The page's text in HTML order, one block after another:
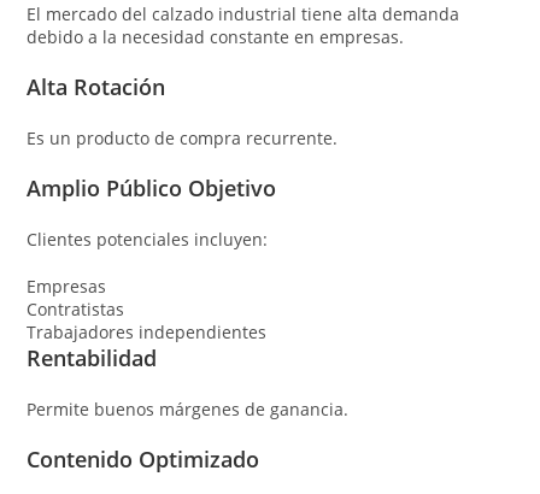
El mercado del calzado industrial tiene alta demanda
debido a la necesidad constante en empresas.
Alta Rotación
Es un producto de compra recurrente.
Amplio Público Objetivo
Clientes potenciales incluyen:
Empresas
Contratistas
Trabajadores independientes
Rentabilidad
Permite buenos márgenes de ganancia.
Contenido Optimizado